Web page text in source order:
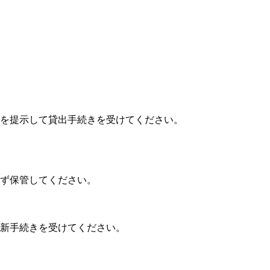
示して貸出手続きを受けてください。
保管してください。
手続きを受けてください。